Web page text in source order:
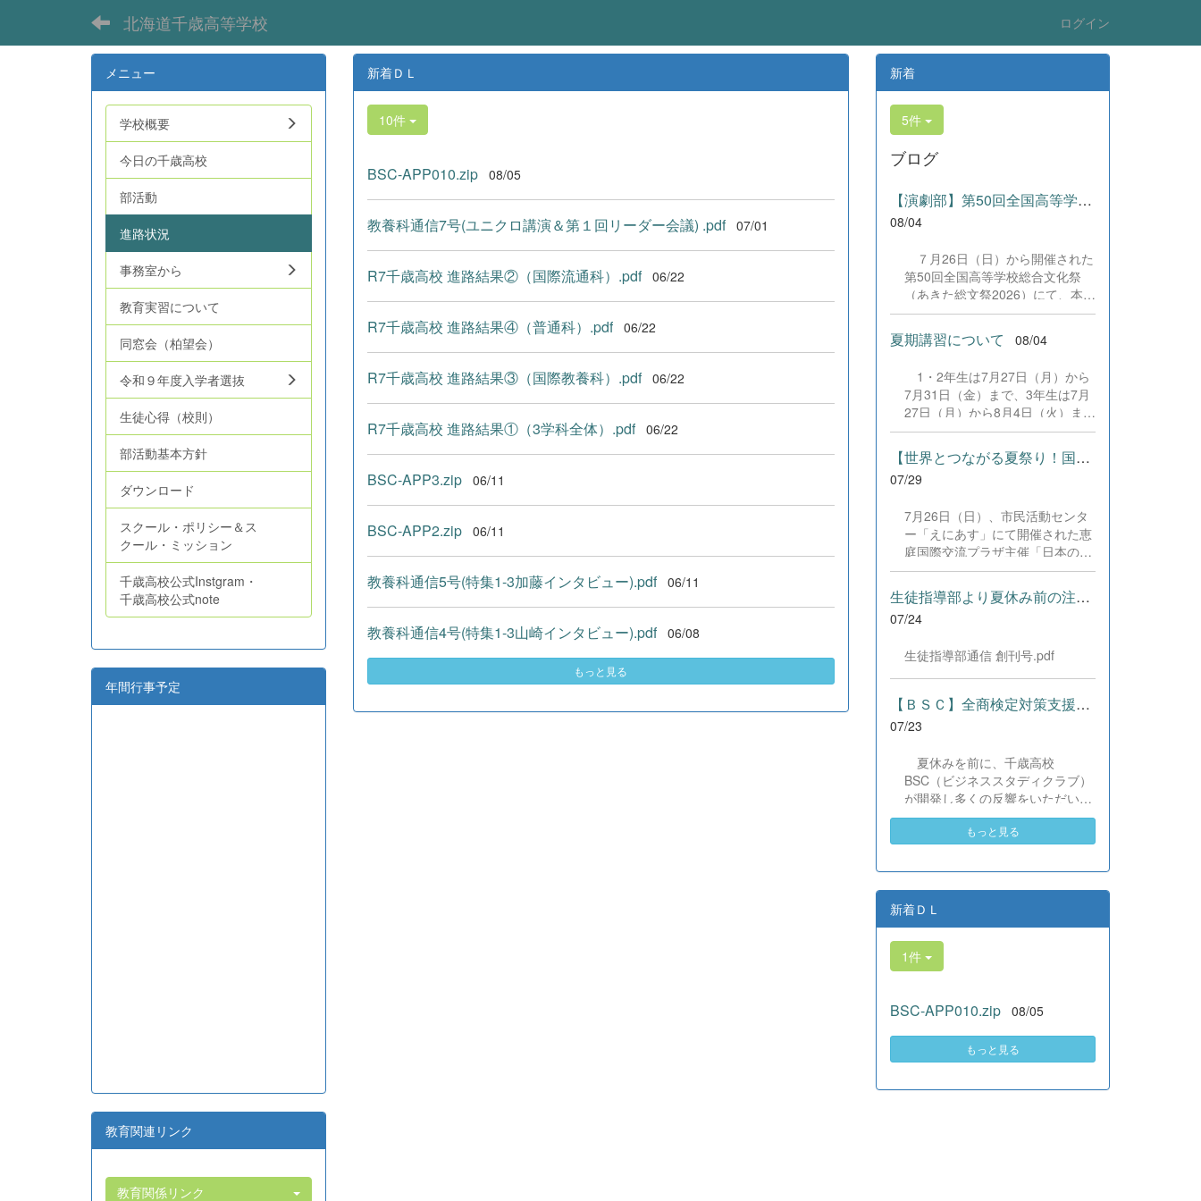
北海道千歳高等学校 ログイン
新着ＤＬ
10件
BSC-APP010.zip 08/05
教養科通信7号(ユニクロ講演＆第１回リーダー会議) .pdf 07/01
R7千歳高校 進路結果②（国際流通科）.pdf 06/22
R7千歳高校 進路結果④（普通科）.pdf 06/22
R7千歳高校 進路結果③（国際教養科）.pdf 06/22
R7千歳高校 進路結果①（3学科全体）.pdf 06/22
BSC-APP3.zip 06/11
BSC-APP2.zip 06/11
教養科通信5号(特集1-3加藤インタビュー).pdf 06/11
教養科通信4号(特集1-3山崎インタビュー).pdf 06/08
もっと見る
メニュー
学校概要
今日の千歳高校
部活動
進路状況
事務室から
教育実習について
同窓会（柏望会）
令和９年度入学者選抜
生徒心得（校則）
部活動基本方針
ダウンロード
スクール・ポリシー＆ス
クール・ミッション
千歳高校公式Instgram・
千歳高校公式note
年間行事予定
教育関連リンク
教育関係リンク
新着
5件
ブログ
【演劇部】第50回全国高等学校総合文化祭にて受賞!
08/04
７月26日（日）から開催された
第50回全国高等学校総合文化祭
（あきた総文祭2026）にて、本校
演劇部が「優良賞」及び「舞台美
術賞」を受賞いたしました。大会
当日は、本校の部員たちもこれま
分に発揮し、堂々と舞台に立ちま
した。緊張感のある全国の舞台に
おいて、一人一人が役割を果た
し、心を込めた演技と表現を披露
することができました。 また、
今回の全国大会出場にあたり、多
ました企業の皆様、ならびに心温
まるご寄付や温かいご声援を寄せ
てくださった地域の皆様方に、心
より感謝申し上げます。皆様から
な励みとなり、全国の舞台で最高
のパフォーマンスと演技を届ける
糧に、さらに表現力に磨きをか
ぬご声援をよろしくお願いいたし
夏期講習について 08/04
1・2年生は7月27日（月）から
7月31日（金）まで、3年生は7月
27日（月）から8月4日（火）まで
の日程で、それぞれ学習に取り組
みました。多くの生徒が意欲的に
参加し、これまでの学習内容の復
習や発展的な内容、受験に向けた
られました。夏期講習で身に付け
た学習習慣や知識を、今後の学校
生活や学習に生かし、一人一人が
さらなる成長につなげてくれるこ
とを期待しています。 &nbsp;
【世界とつながる夏祭り！国際教養科の生徒が多文化共生ボランテ...
07/29
7月26日（日）、市民活動センタ
ー「えにあす」にて開催された恵
庭国際交流プラザ主催「日本の夏
祭り体験」に、本校国際教養科の
生徒6名がボランティアとして参
加しました！ 会場にはウクライ
ナ、ネパール、アフガニスタンな
ヨー釣りや綿あめ、盆踊りなどを
満喫。浴衣姿でイベントを彩った
1年生や、経験を生かして頼もし
く場を仕切る3年生など、生徒た
ちは言葉や国境を超えて笑顔で交
は、「国籍や年齢を問わず笑顔で
寄り添い、自分で考えて動く姿が
素晴らしい。異文化理解のマイン
ドが自然と身についている」と、
賞賛の声をいただきました！ 教室
う広いフィールドで本領を発揮す
る教養科生たち。多文化共生社会
を引っ張る頼もしい姿に、誇らし
さでいっぱいです。 教養科生、ど
んどん外へ飛び出そう！ その温か
い心と行動力を磨き、世界を笑顔
生徒指導部より夏休み前の注意事項
07/24
生徒指導部通信 創刊号.pdf
【ＢＳＣ】全商検定対策支援ポータルサイト「Compath（コンパス）...
07/23
夏休みを前に、千歳高校
BSC（ビジネススタディクラブ）
が開発し多くの反響をいただいて
いる、全商検定合格支援ポータル
サイト『Compath（コンパス）』
ました。 今回もユーザーの皆様
からいただいたアンケートのご意
見をもとに、BSC部員のプログラ
ミングチームがデバッグ（不具合
修正）から新機能の実装までを行
いました。今回のアップデートで
は、ビジネス計算・簿記・ビジネ
務分析・ビジネスコミュニケーシ
の更新プログラムを一挙にリリー
スしました。 具体的には、各検
もっと見る
新着ＤＬ
1件
BSC-APP010.zip 08/05
もっと見る